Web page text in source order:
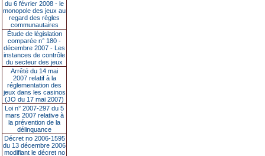
du 6 février 2008 - le
monopole des jeux au
regard des règles
communautaires
Étude de législation
comparée n° 180 -
décembre 2007 - Les
instances de contrôle
du secteur des jeux
Arrêté du 14 mai
2007 relatif à la
réglementation des
jeux dans les casinos
(JO du 17 mai 2007)
Loi n° 2007-297 du 5
mars 2007 relative à
la prévention de la
délinquance
Décret no 2006-1595
du 13 décembre 2006
modifiant le décret no